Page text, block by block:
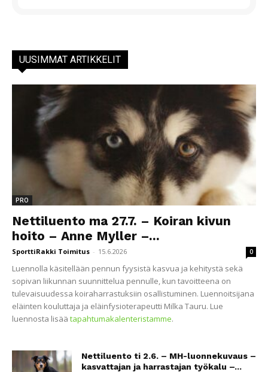
UUSIMMAT ARTIKKELIT
PRO
Nettiluento ma 27.7. – Koiran kivun
hoito – Anne Myller –...
SporttiRakki Toimitus - 15.6.2026 0
Luennolla käsitellään pennun fyysistä kasvua ja kehitystä sekä
sopivan liikunnan suunnittelua pennulle, kun tavoitteena on
tulevaisuudessa koiraharrastuksiin osallistuminen. Luennoitsijana
eläinten kouluttaja ja eläinfysioterapeutti Milka Tauru. Lue
luennosta lisää tapahtumakalenteristamme.
Nettiluento ti 2.6. – MH-luonnekuvaus –
kasvattajan ja harrastajan työkalu –...